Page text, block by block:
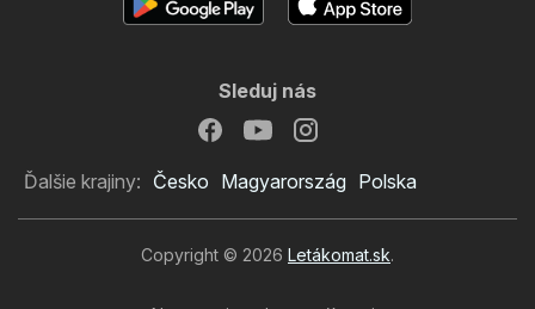
Sleduj nás
Ďalšie krajiny: Česko Magyarország Polska
Copyright © 2026 Letákomat.sk.